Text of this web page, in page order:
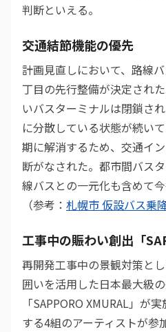
判断といえる。
交通結節機能の優先
計画見直しにおいて、路線
丁目の先行整備が決定され
いバスターミナルは閉鎖さ
に分散している状態が続い
期に解消するため、交通イ
断がなされた。都市間バス
線バスとの一元化も含めて
（参考： 札幌市 仮設バス乗
工事中の賑わい創出「
再開発工事中の景観対策と
囲いを活用した日本最大級
「SAPPORO XMURAL」が
する4組のアーティストが参